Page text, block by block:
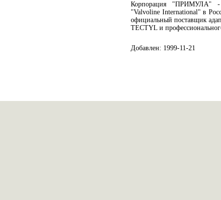
Корпорация "ПРИМУЛА" -
"Valvoline International" в
официальный поставщик
TECTYL и
Добавлен: 1999-11-21